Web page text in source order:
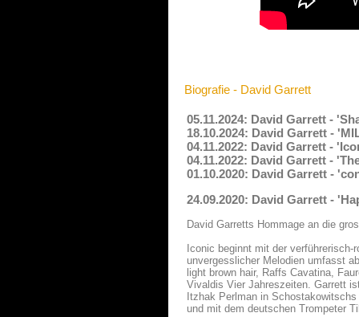
Biografie - David Garrett
05.11.2024: David Garrett -
18.10.2024: David Garrett -
04.11.2022: David Garrett -
04.11.2022: David Garrett -
01.10.2020: David Garrett -
24.09.2020: David Garrett -
David Garretts Hommage an die
Iconic beginnt mit der
unvergesslicher Melodien umfasst
light brown hair, Raffs Cavatina,
Vivaldis Vier Jahreszeiten. Garrett
Itzhak Perlman in
und mit dem deutschen Trompeter